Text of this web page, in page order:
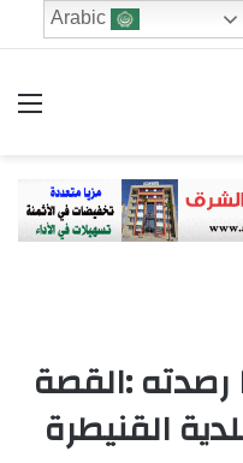
في 24 ساعة.. كروزيرو البرازيلي يستعير 3 لاعبين من الدوري السعودي في صفقة غير مسبوقة
رصدته :القصة
القنيطرة
Arabic